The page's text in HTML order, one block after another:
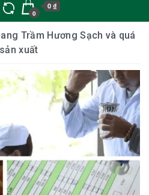
0
0 ₫
Trầm Hương Sạch và quá
xuất